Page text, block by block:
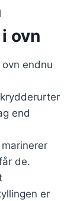
ovn
endnu
end
de.
er